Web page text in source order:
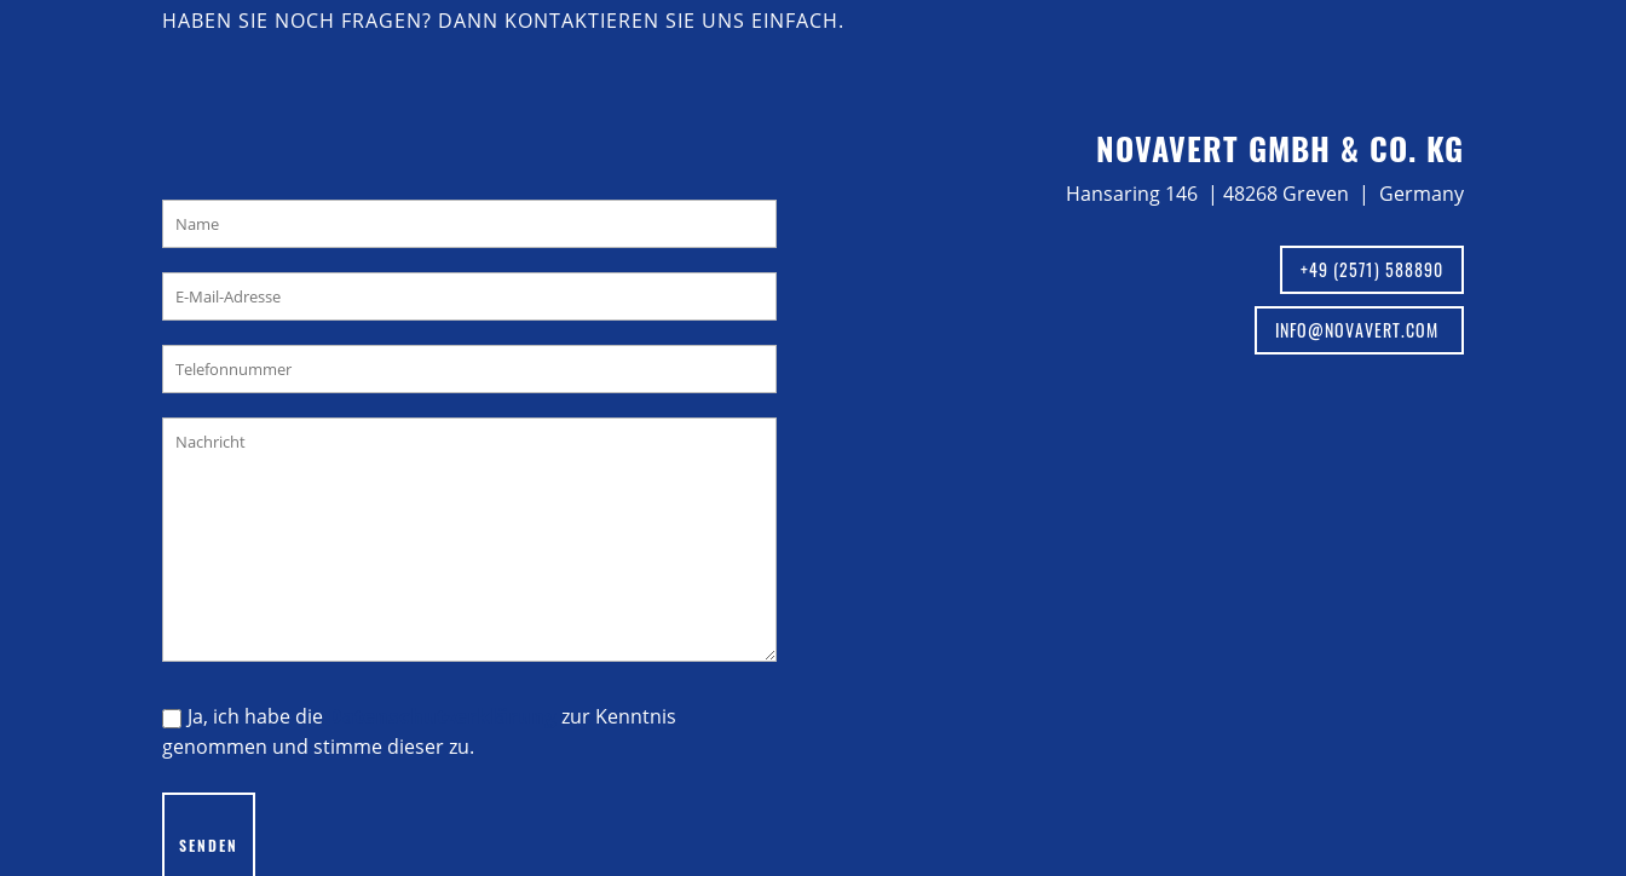
HABEN SIE NOCH FRAGEN? DANN KONTAKTIEREN SIE UNS EINFACH.
Ja, ich habe die
zur Kenntnis
genommen und stimme dieser zu.
SENDEN
NOVAVERT GMBH & CO. KG
Hansaring 146 | 48268 Greven | Germany
+49 (2571) 588890
INFO@NOVAVERT.COM